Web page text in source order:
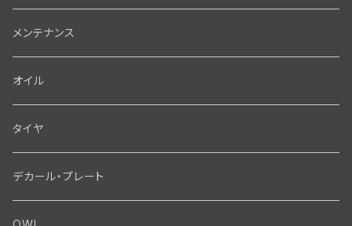
エンジン関係 ビックツイン
インテーク・キャブレター関係
ジェネレーター関係
ディストリビューター関係
駆動系
ドライブチェーン関係
スプロケット・ベルトドライブキット
フロントフォーク・フレーム
フロントフォーク関係
ソフテイル用 New Springer Fork
シート・サドルバッグ
シートポスト関係
ソロサドルシート関係
ハンドルバー・タンク・フェンダー
ハンドルバー関係
ホイール・ブレーキ
Screw
Wheel-Brake
Fork-Shockabsorber
Motor
Motor
Carbrator
Transmission・Primary
Transmission-Shifter
Primary-clutch-Kickstarter
Gastank・Oiltank
Oilline
Gastank・Oiltank
Electrical
Electrical
TOOL
メンテナンス
オイル
タイヤ
デカール・プレート